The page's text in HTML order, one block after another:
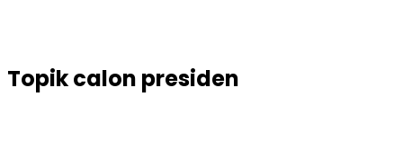
Topikcalon presiden